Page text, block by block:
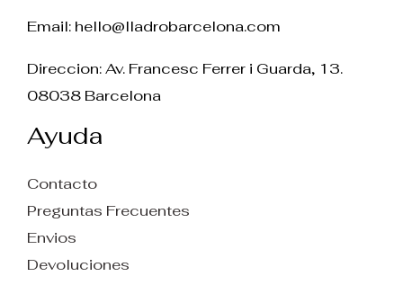
Email: hello@lladrobarcelona.com
Direccion: Av. Francesc Ferrer i Guarda, 13.
08038 Barcelona
Ayuda
Contacto
Preguntas Frecuentes
Envios
Devoluciones